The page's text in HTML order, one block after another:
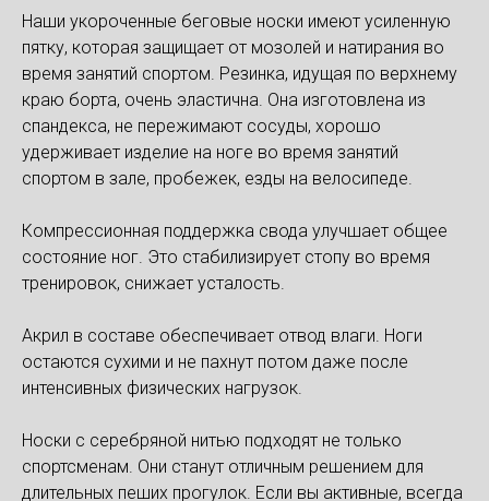
Наши укороченные беговые носки имеют усиленную
пятку, которая защищает от мозолей и натирания во
время занятий спортом. Резинка, идущая по верхнему
краю борта, очень эластична. Она изготовлена из
спандекса, не пережимают сосуды, хорошо
удерживает изделие на ноге во время занятий
спортом в зале, пробежек, езды на велосипеде.
Компрессионная поддержка свода улучшает общее
состояние ног. Это стабилизирует стопу во время
тренировок, снижает усталость.
Акрил в составе обеспечивает отвод влаги. Ноги
остаются сухими и не пахнут потом даже после
интенсивных физических нагрузок.
Носки с серебряной нитью подходят не только
спортсменам. Они станут отличным решением для
длительных пеших прогулок. Если вы активные, всегда